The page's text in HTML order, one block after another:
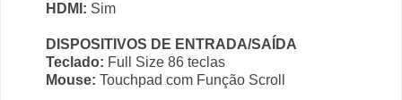
HDMI: Sim
DISPOSITIVOS DE ENTRADA/SAÍDA
Teclado: Full Size 86 teclas
Mouse: Touchpad com Função Scroll